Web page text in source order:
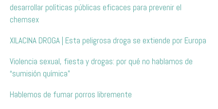
desarrollar políticas públicas eficaces para prevenir el
chemsex
XILACINA DROGA | Esta peligrosa droga se extiende por Europa
Violencia sexual, fiesta y drogas: por qué no hablamos de
“sumisión química”
Hablemos de fumar porros libremente